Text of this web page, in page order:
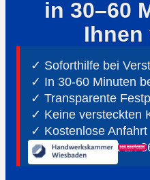
in 30–60
Ihnen
✓ Soforthilfe bei
✓ In 30-60 Minuten
✓ ⁠Transparente
✓ Keine versteckten
✓ Kostenlose Anfahrt
✓ ⁠24h Notdienst an